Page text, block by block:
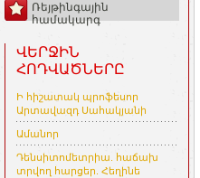
Ռեյթինգային
համակարգ
ՎԵՐՋԻՆ
ՀՈԴՎԱԾՆԵՐԸ
Ի հիշատակ պրոֆեսոր
Արտավազդ Սահակյանի
Ամանոր
Դենսիտոմետրիա. հաճախ
տրվող հարցեր. Հեղինե